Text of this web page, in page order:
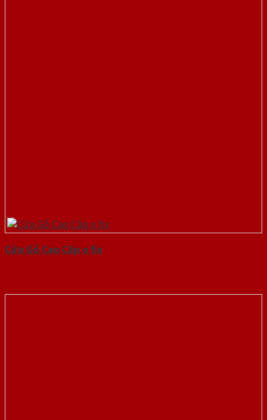
Cửa Gỗ Cao Cấp o fix